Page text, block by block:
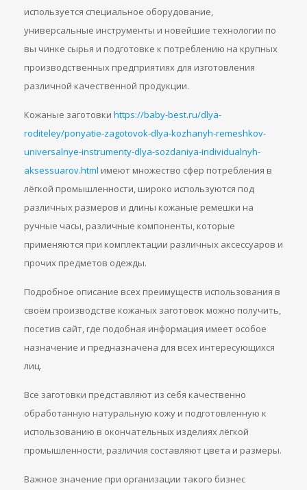
используется специальное оборудование,
универсальные инструменты и новейшие технологии по
вы чинке сырья и подготовке к потреблению на крупных
производственных предприятиях для изготовления
различной качественной продукции.
Кожаные заготовки https://baby-best.ru/dlya-
roditeley/ponyatie-zagotovok-dlya-kozhanyh-remeshkov-
universalnye-instrumenty-dlya-sozdaniya-individualnyh-
aksessuarov.html имеют множество сфер потребления в
лёгкой промышленности, широко используются под
различных размеров и длины кожаные ремешки на
ручные часы, различные компоненты, которые
применяются при комплектации различных аксессуаров и
прочих предметов одежды.
Подробное описание всех преимуществ использования в
своём производстве кожаных заготовок можно получить,
посетив сайт, где подобная информация имеет особое
назначение и предназначена для всех интересующихся
лиц.
Все заготовки представляют из себя качественно
обработанную натуральную кожу и подготовленную к
использованию в окончательных изделиях лёгкой
промышленности, различия составляют цвета и размеры.
Важное значение при организации такого бизнес